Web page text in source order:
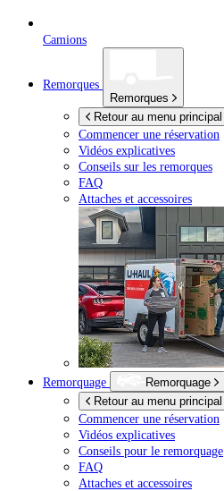
Camions
Remorques
Remorques
Retour au menu principal
Commencer une réservation
Vidéos explicatives
Conseils sur les remorques
FAQ
Attaches et accessoires
Remorquage
Remorquage
Retour au menu principal
Commencer une réservation
Vidéos explicatives
Conseils pour le remorquage
FAQ
Attaches et accessoires